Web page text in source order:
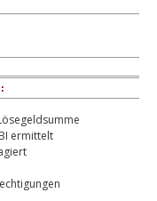
ermittelt